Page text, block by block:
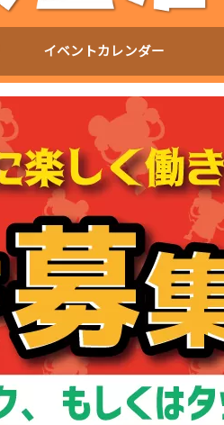
イベントカレンダー